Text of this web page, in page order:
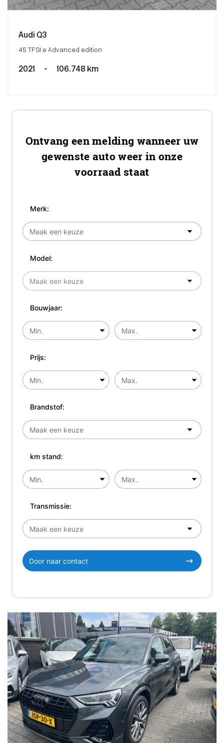
Audi Q3
45 TFSI e Advanced edition
2021 - 106.748 km
Ontvang een melding wanneer uw
gewenste auto weer in onze
voorraad staat
Merk:
Model:
Bouwjaar:
Prijs:
Brandstof:
km stand:
Transmissie:
Door naar contact